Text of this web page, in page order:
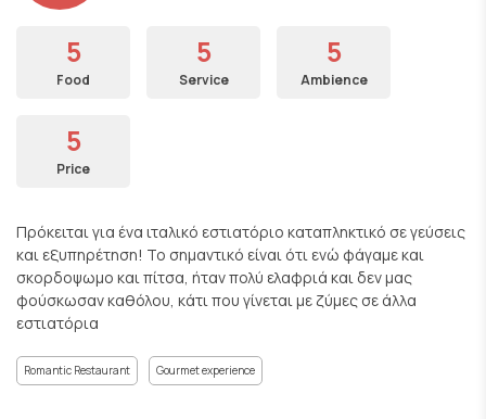
5
Food
5
Service
5
Ambience
5
Price
Πρόκειται για ένα ιταλικό εστιατόριο καταπληκτικό σε γεύσεις
και εξυπηρέτηση! Το σημαντικό είναι ότι ενώ φάγαμε και
σκορδοψωμο και πίτσα, ήταν πολύ ελαφριά και δεν μας
φούσκωσαν καθόλου, κάτι που γίνεται με ζύμες σε άλλα
εστιατόρια
Romantic Restaurant Gourmet experience